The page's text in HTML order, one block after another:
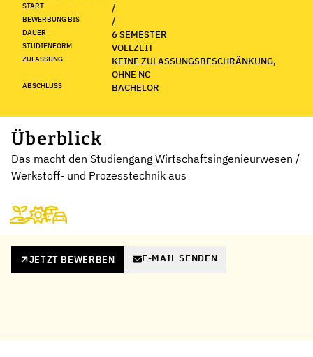
START /
BEWERBUNG BIS /
DAUER 6 SEMESTER
STUDIENFORM VOLLZEIT
ZULASSUNG
KEINE ZULASSUNGSBESCHRÄNKUNG,
OHNE NC
ABSCHLUSS BACHELOR
Überblick
Das macht den Studiengang Wirtschaftsingenieurwesen /
Werkstoff- und Prozesstechnik aus
JETZT BEWERBEN E-MAIL SENDEN